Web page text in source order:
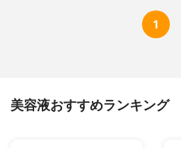
1
美容液おすすめランキング